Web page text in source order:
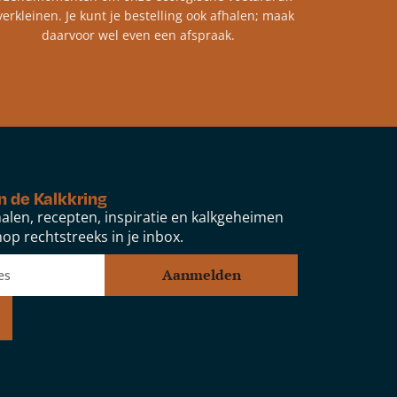
Je kunt je bestelling ook afhalen; maak
daarvoor wel even een afspraak.
de Kalkkring
recepten, inspiratie en kalkgeheimen
rechtstreeks in je inbox.
Aanmelden